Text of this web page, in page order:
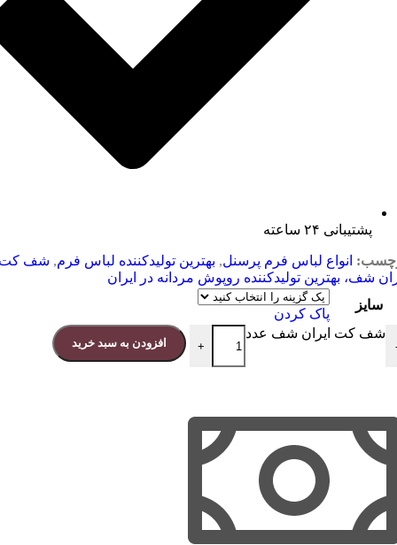
پشتیبانی ۲۴ ساعته
انواع لباس فرم پرسنل, بهترین تولیدکننده لباس فرم, شف
شف، بهترین تولیدکننده روپوش مردانه در ایران
سایز
پاک کردن
شف کت ایران شف عدد
+ افزودن به سبد خرید